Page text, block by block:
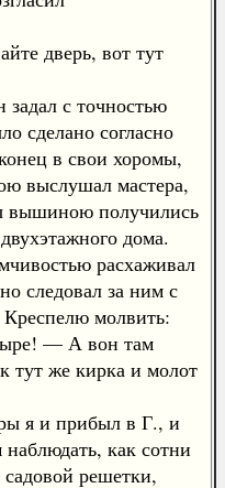
дверь, вот тут
с точностью
сделано согласно
в свои хоромы,
выслушал мастера,
вышиною получились
дома.
расхаживал
следовал за ним с
молвить:
— А вон там
тут же кирка и молот
я и прибыл в Г., и
как сотни
решетки,